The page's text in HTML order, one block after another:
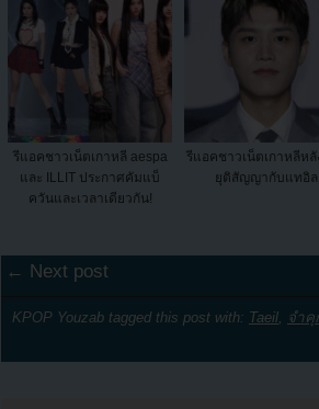
รีแอคชาวเน็ตเกาหลี aespa
และ ILLIT ประกาศคัมแบ็
ควันและเวลาเดียวกัน!
รีแอคชาวเน็ตเกาหลีหลั
ยุติสัญญากับแทอิล
← Next post
KPOP Youzab tagged this post with: Taeil, จำคุ